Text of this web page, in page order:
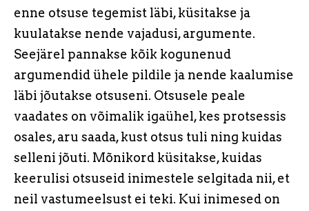
enne otsuse tegemist läbi, küsitakse ja
kuulatakse nende vajadusi, argumente.
Seejärel pannakse kõik kogunenud
argumendid ühele pildile ja nende kaalumise
läbi jõutakse otsuseni. Otsusele peale
vaadates on võimalik igaühel, kes protsessis
osales, aru saada, kust otsus tuli ning kuidas
selleni jõuti. Mõnikord küsitakse, kuidas
keerulisi otsuseid inimestele selgitada nii, et
neil vastumeelsust ei teki. Kui inimesed on